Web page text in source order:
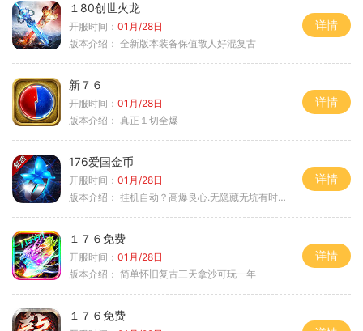
１80创世火龙
开服时间： 01月/28日
版本介绍： 全新版本装备保值散人好混复古
详情
新７６
开服时间： 01月/28日
版本介绍： 真正１切全爆
详情
176爱国金币
开服时间： 01月/28日
版本介绍： 挂机自动？高爆良心.无隐藏无坑有时间就是
详情
１７６免费
开服时间： 01月/28日
版本介绍： 简单怀旧复古三天拿沙可玩一年
详情
１７６免费